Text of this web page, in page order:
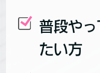
普段や
たい方